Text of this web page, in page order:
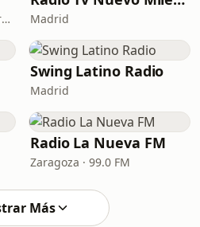
San Sebastián de La Gomera · 91.7 FM Madrid
Swing Latino Radio
Madrid
Radio La Nueva FM
Zaragoza · 99.0 FM
Más